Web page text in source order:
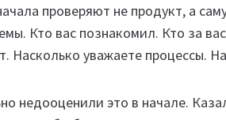
проверяют не продукт, а
Кто вас познакомил. Кто за
Насколько уважаете процессы.
недооценили это в начале.